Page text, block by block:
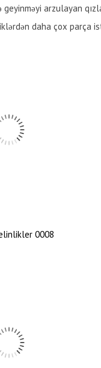
arzulayan
daha çox parça
0008